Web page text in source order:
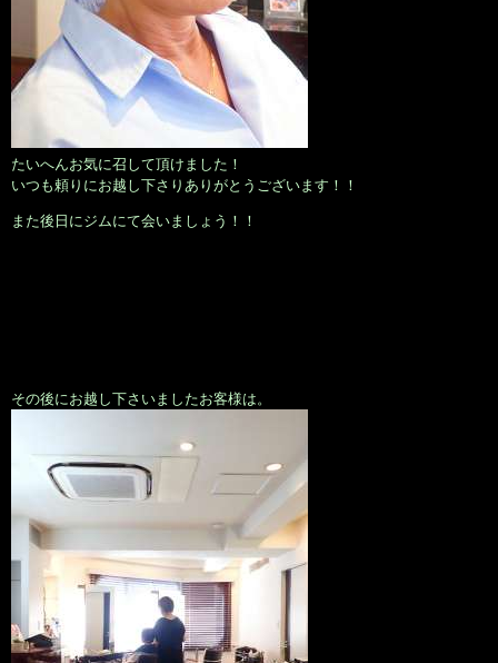
たいへんお気に召して頂けました！
いつも頼りにお越し下さりありがとうございます！！
また後日にジムにて会いましょう！！
その後にお越し下さいましたお客様は。